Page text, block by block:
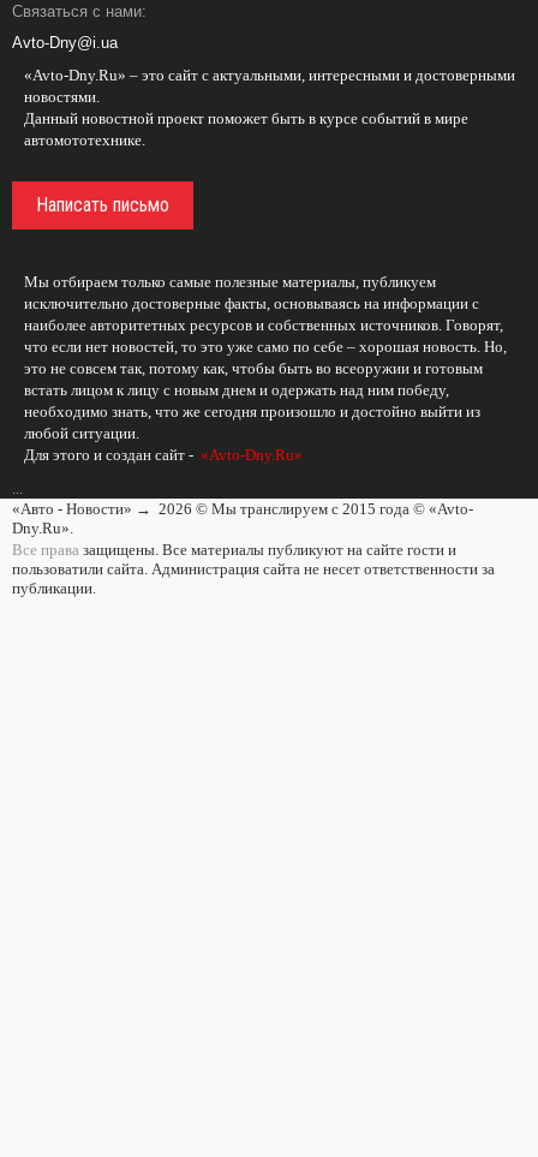
Связаться с нами:
Avto-Dny@i.ua
«Avto-Dny.Ru» – это сайт с актуальными, интересными и достоверными
новостями.
Данный новостной проект поможет быть в курсе событий в мире
автомототехнике.
Написать письмо
Мы отбираем только самые полезные материалы, публикуем
исключительно достоверные факты, основываясь на информации с
наиболее авторитетных ресурсов и собственных источников. Говорят,
что если нет новостей, то это уже само по себе – хорошая новость. Но,
это не совсем так, потому как, чтобы быть во всеоружии и готовым
встать лицом к лицу с новым днем и одержать над ним победу,
необходимо знать, что же сегодня произошло и достойно выйти из
любой ситуации.
Для этого и создан сайт - «Avto-Dny.Ru»
«Авто - Новости» → 2026 © Мы транслируем с 2015 года © «Avto-
Dny.Ru».
Все права защищены. Все материалы публикуют на сайте гости и
пользоватили сайта. Администрация сайта не несет ответственности за
публикации.